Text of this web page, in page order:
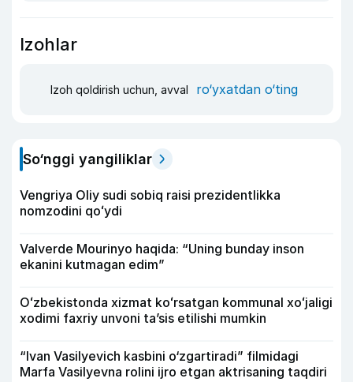
Izohlar
Izoh qoldirish uchun, avval ro‘yxatdan o‘ting
So‘nggi yangiliklar
Vengriya Oliy sudi sobiq raisi prezidentlikka
nomzodini qoʻydi
Valverde Mourinyo haqida: “Uning bunday inson
ekanini kutmagan edim”
Oʻzbekistonda xizmat koʻrsatgan kommunal xoʻjaligi
xodimi faxriy unvoni taʼsis etilishi mumkin
“Ivan Vasilyevich kasbini o‘zgartiradi” filmidagi
Marfa Vasilyevna rolini ijro etgan aktrisaning taqdiri